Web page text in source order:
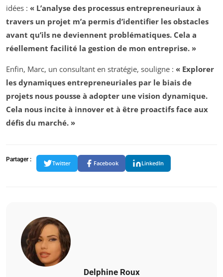
idées : « L’analyse des processus entrepreneuriaux à
travers un projet m’a permis d’identifier les obstacles
avant qu’ils ne deviennent problématiques. Cela a
réellement facilité la gestion de mon entreprise. »
Enfin, Marc, un consultant en stratégie, souligne : « Explorer
les dynamiques entrepreneuriales par le biais de
projets nous pousse à adopter une vision dynamique.
Cela nous incite à innover et à être proactifs face aux
défis du marché. »
Partager :
Twitter Facebook LinkedIn
Delphine Roux